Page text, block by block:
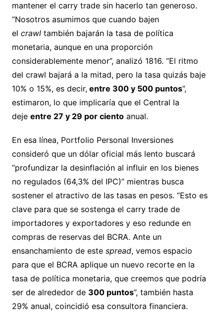
mantener el carry trade sin hacerlo tan generoso.
“Nosotros asumimos que cuando bajen
el crawltambién bajarán la tasa de política
monetaria, aunque en una proporción
considerablemente menor”, analizó 1816. “El ritmo
del crawl bajará a la mitad, pero la tasa quizás baje
10% o 15%, es decir,entre 300 y 500 puntos”,
estimaron, lo que implicaría que el Central la
deje entre 27 y 29 por cientoanual.
En esa línea, Portfolio Personal Inversiones
consideró que un dólar oficial más lento buscará
“profundizar la desinflación al influir en los bienes
no regulados (64,3% del IPC)” mientras busca
sostener el atractivo de las tasas en pesos. “Esto es
clave para que se sostenga el carry trade de
importadores y exportadores y eso redunde en
compras de reservas del BCRA. Ante un
ensanchamiento de este spread, vemos espacio
para que el BCRA aplique un nuevo recorte en la
tasa de política monetaria, que creemos que podría
ser de alrededor de 300 puntos”, también hasta
29% anual, coincidió esa consultora financiera.